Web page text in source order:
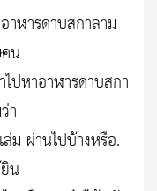
ฬารดาบสกาลาม
น
ปหาอาฬารดาบสกา
า
ม ผ่านไปบ้างหรือ.
น